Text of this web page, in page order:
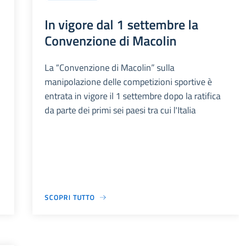
In vigore dal 1 settembre la
Convenzione di Macolin
La “Convenzione di Macolin” sulla
manipolazione delle competizioni sportive è
entrata in vigore il 1 settembre dopo la ratifica
da parte dei primi sei paesi tra cui l'Italia
SCOPRI TUTTO